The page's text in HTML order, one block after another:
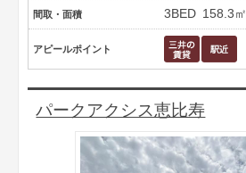
間取・面積 3BED 158.3㎡
アピールポイント
パークアクシス恵比寿